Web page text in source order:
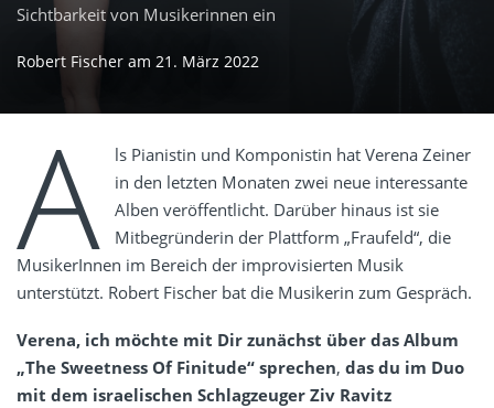
Sichtbarkeit von Musikerinnen ein
Robert Fischer am 21. März 2022
A
ls Pianistin und Komponistin hat Verena Zeiner
in den letzten Monaten zwei neue interessante
Alben veröffentlicht. Darüber hinaus ist sie
Mitbegründerin der Plattform „Fraufeld“, die
MusikerInnen im Bereich der improvisierten Musik
unterstützt. Robert Fischer bat die Musikerin zum Gespräch.
Verena, ich möchte mit Dir zunächst über das Album
„The Sweetness Of Finitude“ sprechen, das du im Duo
mit dem israelischen Schlagzeuger Ziv Ravitz